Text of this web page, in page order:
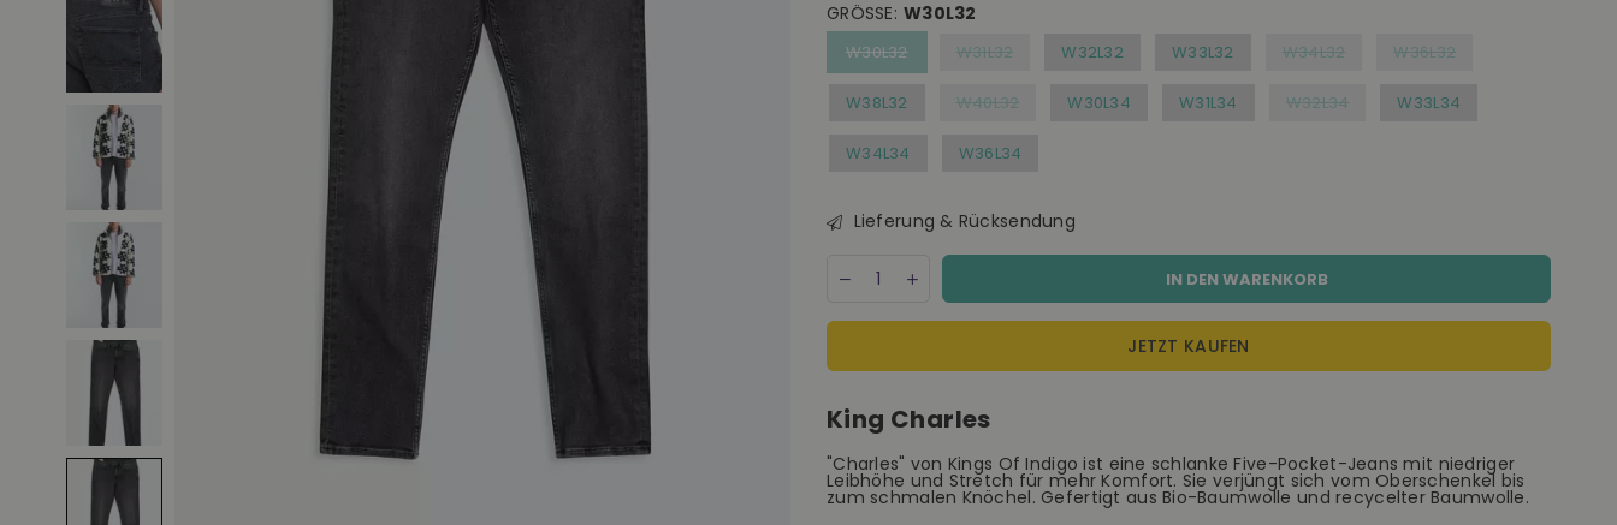
GRÖSSE: W30L32
W30L32 W31L32 W32L32 W33L32 W34L32 W36L32
W38L32 W40L32 W30L34 W31L34 W32L34 W33L34
W34L34 W36L34
Lieferung & Rücksendung
Decrease
for
Rover
Vintage
Black
Jeans
Herren
Increase
quantity
for
Rover
Black
Jeans
Herren
IN DEN WARENKORB
JETZT KAUFEN
King Charles
"Charles" von Kings Of Indigo ist eine schlanke Five-Pocket-Jeans mit niedriger
Leibhöhe und Stretch für mehr Komfort. Sie verjüngt sich vom Oberschenkel bis
zum schmalen Knöchel. Gefertigt aus Bio-Baumwolle und recycelter Baumwolle.